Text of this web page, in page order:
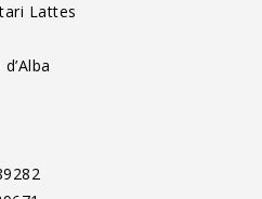
Lattes